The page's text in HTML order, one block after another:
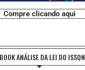
Compre clicando aqui
ANÁLISE DA LEI DO ISSQN